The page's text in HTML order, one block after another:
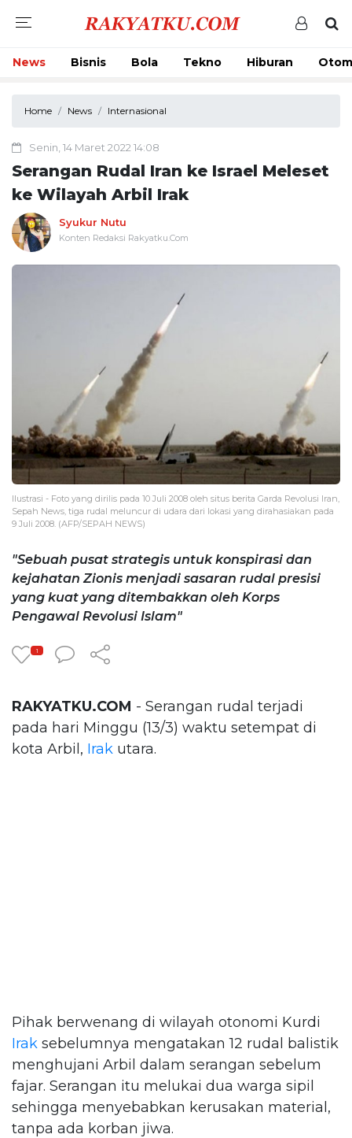
News Bisnis Bola Tekno Hiburan
Home News Internasional
Senin, 14 Maret 2022 14:08
Serangan Rudal Iran ke Israel Meleset
ke Wilayah Arbil Irak
Syukur Nutu
Konten Redaksi Rakyatku.Com
Ilustrasi - Foto yang dirilis pada 10 Juli 2008 oleh situs berita Garda Revolusi Iran,
Sepah News, tiga rudal meluncur di udara dari lokasi yang dirahasiakan pada
9 Juli 2008. (AFP/SEPAH NEWS)
"Sebuah pusat strategis untuk konspirasi dan
kejahatan Zionis menjadi sasaran rudal presisi
yang kuat yang ditembakkan oleh Korps
Pengawal Revolusi Islam"
1
RAKYATKU.COM - Serangan rudal terjadi
pada hari Minggu (13/3) waktu setempat di
kota Arbil, Irak utara.
Pihak berwenang di wilayah otonomi Kurdi
Irak sebelumnya mengatakan 12 rudal balistik
menghujani Arbil dalam serangan sebelum
fajar. Serangan itu melukai dua warga sipil
sehingga menyebabkan kerusakan material,
tanpa ada korban jiwa.